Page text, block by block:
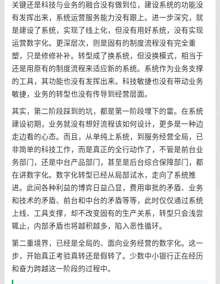
关键还是科技与业务的融合没有做到位，建设系统的功能没
有发挥出来，系统运营服务能力没有跟上。进一步深究，就
是建设了系统，实现了线上化，但没有用好系统，没有实现
运营数字化。更深层次，则是固有的制度流程没有完全重
塑，只是修修补补。转型成了换系统，但没换模式，相当于
还是用原有的制度流程来适应新的系统。系统作为业务支撑
的工具，其功能也没有发挥出来。科技敏捷也没有带动业务
敏捷，业务的转型也没有传导到经营层面。
其实，第二阶段踩到的坑，都是第一阶段埋下的雷。在系统
建设初期，业务就没有想好流程该如何设计，更多是一种边
走边看的心态。而且，从单纯上系统，到服务经营全局，已
非简单的科技工作，而是真正的全行动作了，不管是前台业
务部门，还是中台产品部门，甚至是后台综合保障部门，都
在讲数字化。数字化转型已经从局部试水，走向了系统推
进。此间各种利益的博弈日益凸显，费用审批的矛盾、业务
和技术的矛盾、前台和中台的矛盾等等，此时仅仅通过系统
上线、工具支撑，却不改变固有的生产关系，转型只会浅尝
辄止，内部矛盾也将越积越多，陷入恶性循环。
第二重境界，已经是全局的、面向业务经营的数字化。这一
步，开始真正考验真转还是假转了。少数中小银行正在经历
和奋力跨越这一阶段的过程中。